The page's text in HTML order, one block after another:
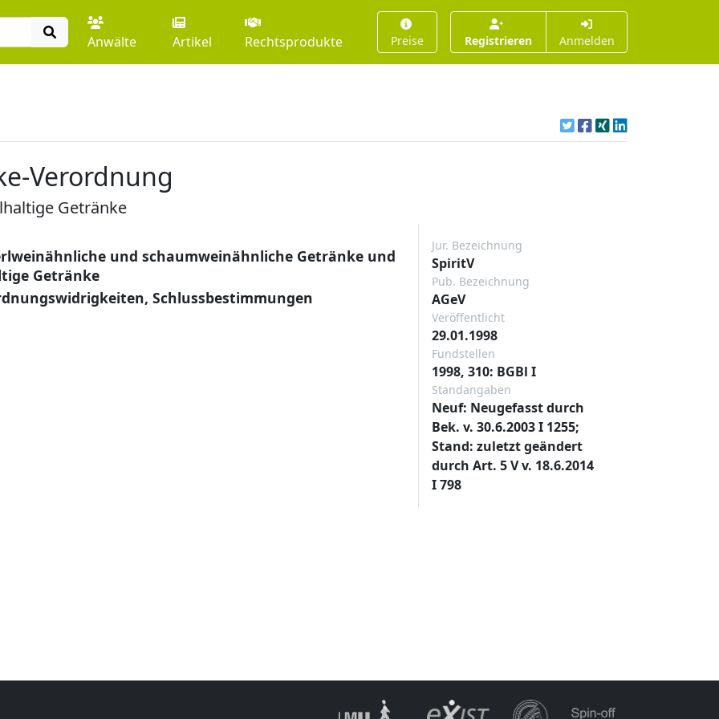
Anwälte Artikel Rechtsprodukte Preise Registrieren Anmelden
Verordnung
Getränke
und schaumweinähnliche Getränke und
Getränke
Schlussbestimmungen
Jur. Bezeichnung
SpiritV
Pub. Bezeichnung
AGeV
Veröffentlicht
29.01.1998
Fundstellen
1998, 310: BGBl I
Standangaben
Neuf: Neugefasst durch
Bek. v. 30.6.2003 I 1255;
Stand: zuletzt geändert
durch Art. 5 V v. 18.6.2014
I 798